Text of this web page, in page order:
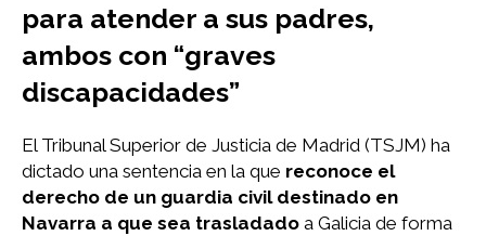
para atender a sus padres,
ambos con “graves
discapacidades”
El Tribunal Superior de Justicia de Madrid (TSJM) ha
dictado una sentencia en la que reconoce el
derecho de un guardia civil destinado en
Navarra a que sea trasladado a Galicia de forma